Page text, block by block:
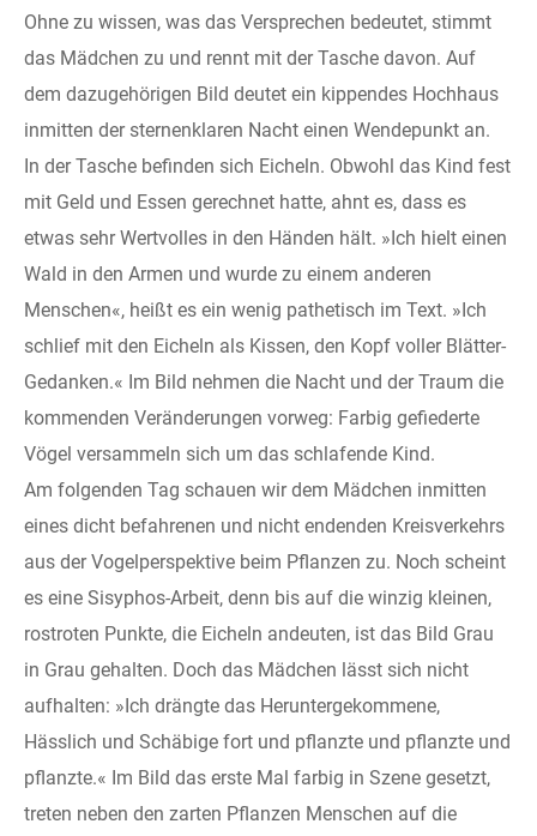
Ohne zu wissen, was das Versprechen bedeutet, stimmt
das Mädchen zu und rennt mit der Tasche davon. Auf
dem dazugehörigen Bild deutet ein kippendes Hochhaus
inmitten der sternenklaren Nacht einen Wendepunkt an.
In der Tasche befinden sich Eicheln. Obwohl das Kind fest
mit Geld und Essen gerechnet hatte, ahnt es, dass es
etwas sehr Wertvolles in den Händen hält. »Ich hielt einen
Wald in den Armen und wurde zu einem anderen
Menschen«, heißt es ein wenig pathetisch im Text. »Ich
schlief mit den Eicheln als Kissen, den Kopf voller Blätter-
Gedanken.« Im Bild nehmen die Nacht und der Traum die
kommenden Veränderungen vorweg: Farbig gefiederte
Vögel versammeln sich um das schlafende Kind.
Am folgenden Tag schauen wir dem Mädchen inmitten
eines dicht befahrenen und nicht endenden Kreisverkehrs
aus der Vogelperspektive beim Pflanzen zu. Noch scheint
es eine Sisyphos-Arbeit, denn bis auf die winzig kleinen,
rostroten Punkte, die Eicheln andeuten, ist das Bild Grau
in Grau gehalten. Doch das Mädchen lässt sich nicht
aufhalten: »Ich drängte das Heruntergekommene,
Hässlich und Schäbige fort und pflanzte und pflanzte und
pflanzte.« Im Bild das erste Mal farbig in Szene gesetzt,
treten neben den zarten Pflanzen Menschen auf die